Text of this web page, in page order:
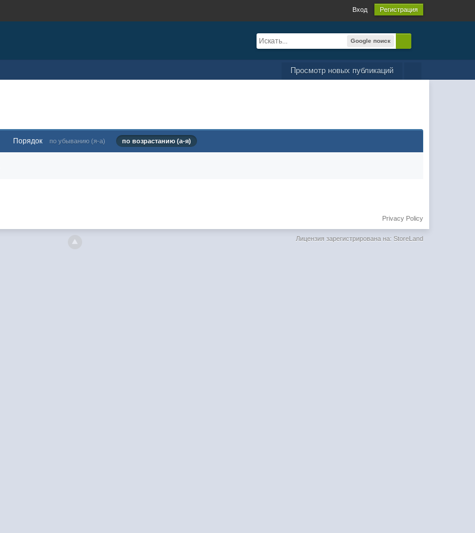
Вход Регистрация
Google поиск
Просмотр новых публикаций
Порядок по убыванию (я-а) по возрастанию (а-я)
Privacy Policy
Лицензия зарегистрирована на: StoreLand